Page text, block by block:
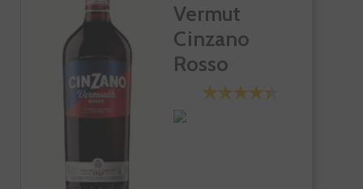
Vermut
Cinzano
Rosso